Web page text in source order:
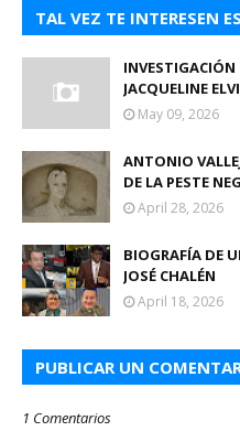
TAL VEZ TE INTERESEN
INVESTIGACIÓN
JACQUELINE
May 09, 2026
ANTONIO
DE LA PESTE
April 28, 2026
BIOGRAFÍA DE
JOSÉ CHALÉN
April 18, 2026
PUBLICAR UN
1 Comentarios